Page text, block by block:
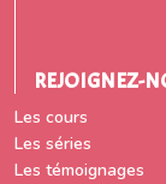
REJOIGNEZ-
Les cours
Les séries
Les témoignages